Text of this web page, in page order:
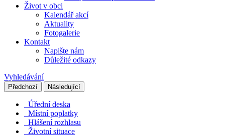
Život v obci
Kalendář akcí
Aktuality
Fotogalerie
Kontakt
Napište nám
Důležité odkazy
Vyhledávání
Předchozí Následující
Úřední deska
Místní poplatky
Hlášení rozhlasu
Životní situace